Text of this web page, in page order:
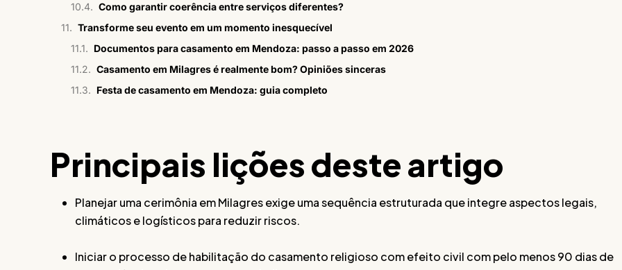
Como garantir coerência entre serviços diferentes?
Transforme seu evento em um momento inesquecível
Documentos para casamento em Mendoza: passo a passo em 2026
Casamento em Milagres é realmente bom? Opiniões sinceras
Festa de casamento em Mendoza: guia completo
Principais lições deste artigo
Planejar uma cerimônia em Milagres exige uma sequência estruturada que integre aspectos legais,
climáticos e logísticos para reduzir riscos.
Iniciar o processo de habilitação do casamento religioso com efeito civil com pelo menos 90 dias de